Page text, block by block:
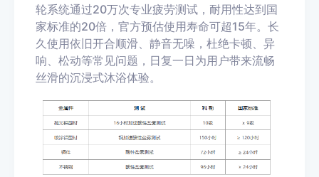
轮系统通过20万次专业疲劳测试，耐用性达到国
家标准的20倍，官方预估使用寿命可超15年。长
久使用依旧开合顺滑、静音无噪，杜绝卡顿、异
响、松动等常见问题，日复一日为用户带来流畅
丝滑的沉浸式沐浴体验。